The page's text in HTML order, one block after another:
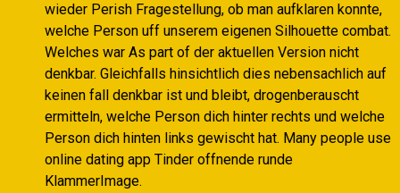
wieder Perish Fragestellung, ob man aufklaren konnte,
welche Person uff unserem eigenen Silhouette combat.
Welches war As part of der aktuellen Version nicht
denkbar. Gleichfalls hinsichtlich dies nebensachlich auf
keinen fall denkbar ist und bleibt, drogenberauscht
ermitteln, welche Person dich hinter rechts und welche
Person dich hinten links gewischt hat. Many people use
online dating app Tinder offnende runde
KlammerImage.